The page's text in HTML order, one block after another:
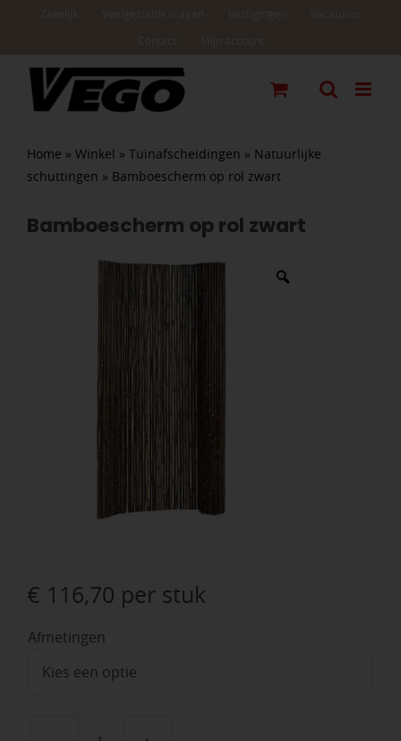
Home » Winkel » Tuinafscheidingen » Natuurlijke
schuttingen » Bamboescherm op rol zwart
Bamboescherm op rol zwart
€ 116,70 per stuk
Afmetingen